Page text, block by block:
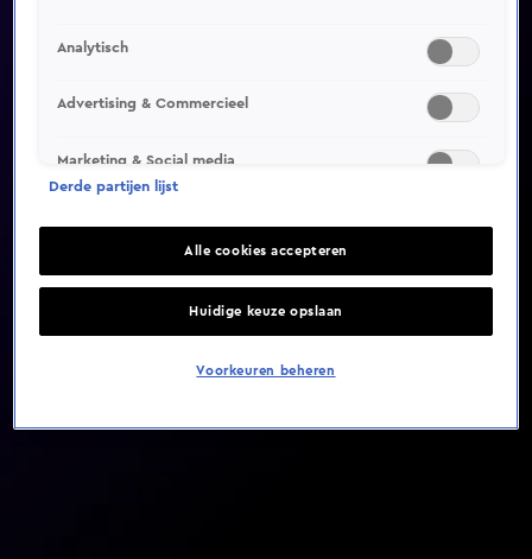
Video helaas niet gevonden
Analytisch
Advertising & Commercieel
Marketing & Social media
Derde partijen lijst
Alle cookies accepteren
Huidige keuze opslaan
Voorkeuren beheren